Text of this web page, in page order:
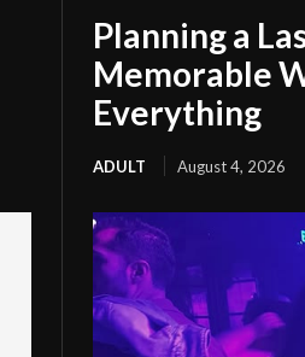
Planning a
Memorable
Everything
ADULT August 4, 2026